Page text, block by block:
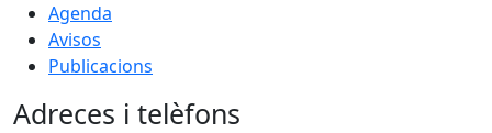
Agenda
Avisos
Publicacions
Adreces i telèfons